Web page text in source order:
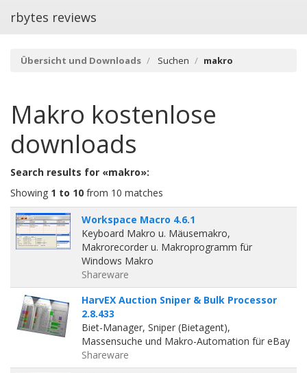
rbytes reviews
Übersicht und Downloads Suchen makro
Makro kostenlose
downloads
Search results for «makro»:
Showing 1 to 10 from 10 matches
Workspace Macro 4.6.1
Keyboard Makro u. Mäusemakro,
Makrorecorder u. Makroprogramm für
Windows Makro
Shareware
HarvEX Auction Sniper & Bulk Processor
2.8.433
Biet-Manager, Sniper (Bietagent),
Massensuche und Makro-Automation für eBay
Shareware